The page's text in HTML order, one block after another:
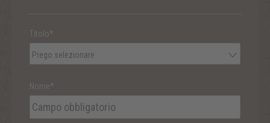
Titolo*
Prego selezionare
Nome*